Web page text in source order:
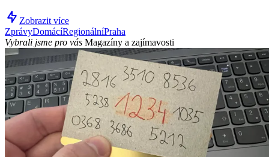
Zobrazit více
ZprávyDomácíRegionálníPraha
Vybrali jsme pro vás Magazíny a zajímavosti